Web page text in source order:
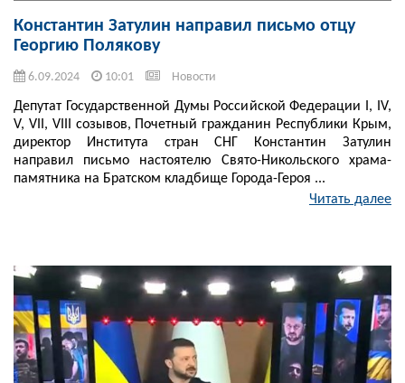
Константин Затулин направил письмо отцу
Георгию Полякову
6.09.2024 10:01 Новости
Депутат Государственной Думы Российской Федерации I, IV,
V, VII, VIII созывов, Почетный гражданин Республики Крым,
директор Института стран СНГ Константин Затулин
направил письмо настоятелю Свято-Никольского храма-
памятника на Братском кладбище Города-Героя ...
Читать далее